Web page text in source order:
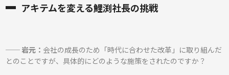
アキテムを変える鯉渕社長の挑戦
── 岩元： 会社の成長のため「時代に合わせた改革」に取り組んだ
とのことですが、具体的にどのような施策をされたのですか？